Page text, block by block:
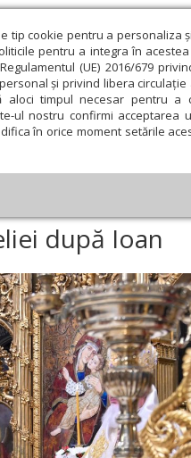
tip cookie pentru a personaliza
pentru a integra în
(UE) 2016/679
și privind libera
aloci timpul necesar pentru a
ul nostru confirmi acceptarea
în orice moment setările
Comunicate de
spiritualitate Educaţie
versete ale Evangheliei după
după Ioan
Martie Aprilie